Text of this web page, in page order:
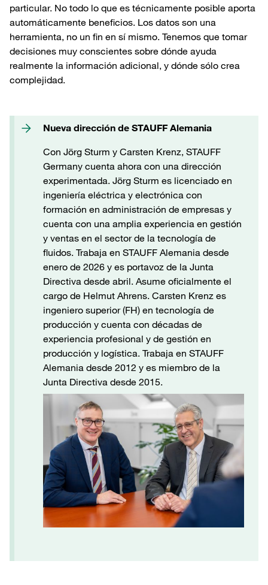
particular. No todo lo que es técnicamente posible aporta
automáticamente beneficios. Los datos son una
herramienta, no un fin en sí mismo. Tenemos que tomar
decisiones muy conscientes sobre dónde ayuda
realmente la información adicional, y dónde sólo crea
complejidad.
Nueva dirección de STAUFF Alemania
Con Jörg Sturm y Carsten Krenz, STAUFF
Germany cuenta ahora con una dirección
experimentada. Jörg Sturm es licenciado en
ingeniería eléctrica y electrónica con
formación en administración de empresas y
cuenta con una amplia experiencia en gestión
y ventas en el sector de la tecnología de
fluidos. Trabaja en STAUFF Alemania desde
enero de 2026 y es portavoz de la Junta
Directiva desde abril. Asume oficialmente el
cargo de Helmut Ahrens. Carsten Krenz es
ingeniero superior (FH) en tecnología de
producción y cuenta con décadas de
experiencia profesional y de gestión en
producción y logística. Trabaja en STAUFF
Alemania desde 2012 y es miembro de la
Junta Directiva desde 2015.